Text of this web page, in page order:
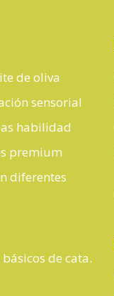
de oliva
sensorial
habilidad
premium
diferentes
de cata.